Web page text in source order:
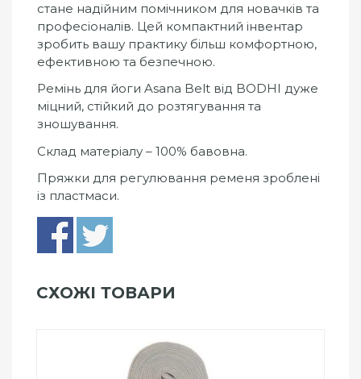
стане надійним помічником для новачків та
професіоналів. Цей компактний інвентар
зробить вашу практику більш комфортною,
ефективною та безпечною.
Ремінь для йоги Asana Belt від BODHI дуже
міцний, стійкий до розтягування та
зношування.
Склад матеріалу – 100% бавовна.
Пряжки для регулювання ременя зроблені
із пластмаси.
СХОЖІ ТОВАРИ